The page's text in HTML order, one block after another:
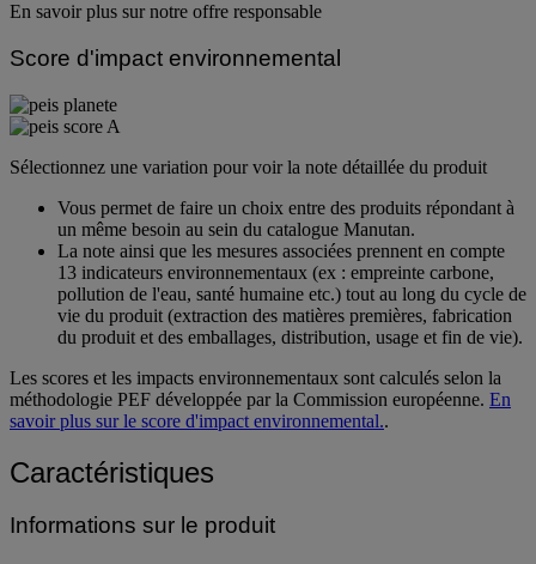
En savoir plus sur notre offre responsable
Score d'impact environnemental
Sélectionnez une variation pour voir la note détaillée du produit
Vous permet de faire un choix entre des produits répondant à
un même besoin au sein du catalogue Manutan.
La note ainsi que les mesures associées prennent en compte
13 indicateurs environnementaux (ex : empreinte carbone,
pollution de l'eau, santé humaine etc.) tout au long du cycle de
vie du produit (extraction des matières premières, fabrication
du produit et des emballages, distribution, usage et fin de vie).
Les scores et les impacts environnementaux sont calculés selon la
méthodologie PEF développée par la Commission européenne. En
savoir plus sur le score d'impact environnemental..
Caractéristiques
Informations sur le produit